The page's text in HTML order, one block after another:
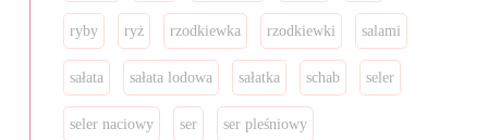
ryby ryż rzodkiewka rzodkiewki salami
sałata sałata lodowa sałatka schab seler
seler naciowy ser ser pleśniowy